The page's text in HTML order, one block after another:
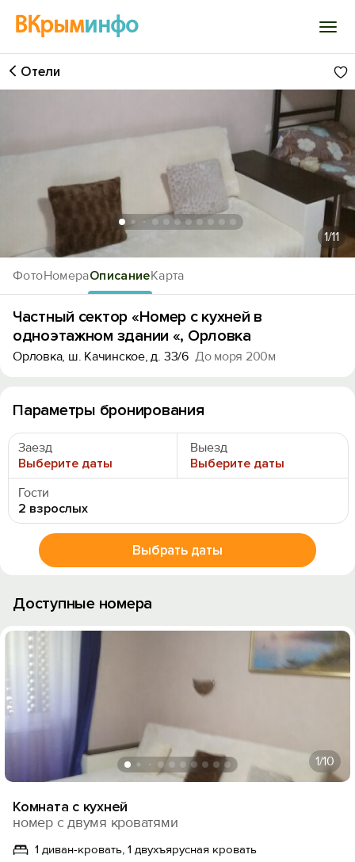
ВКрыминфо
Войти
История просмотра
Добавить свой объект
ФотоНомераОписаниеКарта
Отели
1/11
Частный сектор «Номер с кухней в
одноэтажном здании «, Орловка
Орловка, ш. Качинское, д. 33/6 До моря 200м
Параметры бронирования
Заезд
Выберите даты
Выезд
Выберите даты
Гости
2 взрослых
Выбрать даты
Доступные номера
1/10
Комната с кухней
номер с двумя кроватями
1 диван-кровать, 1 двухъярусная кровать